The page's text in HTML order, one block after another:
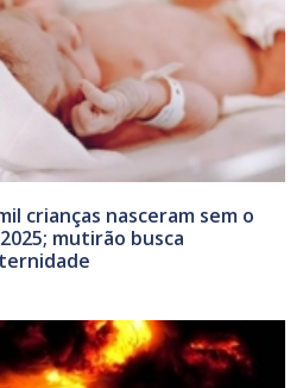
crianças nasceram sem o
mutirão busca